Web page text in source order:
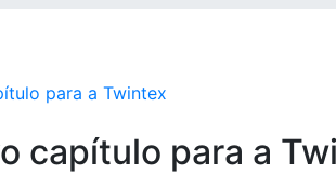
capítulo para a